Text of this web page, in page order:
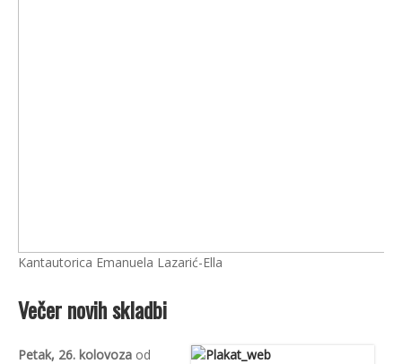
Kantautorica Emanuela Lazarić-Ella
Večer novih skladbi
Petak, 26. kolovoza od